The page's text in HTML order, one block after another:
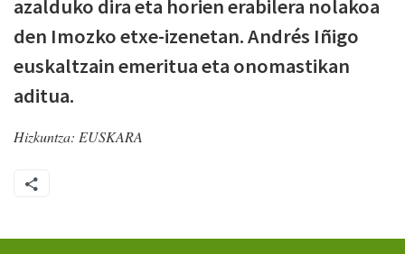
azalduko dira eta horien erabilera nolakoa
den Imozko etxe-izenetan. Andrés Iñigo
euskaltzain emeritua eta onomastikan
aditua.
Hizkuntza: EUSKARA